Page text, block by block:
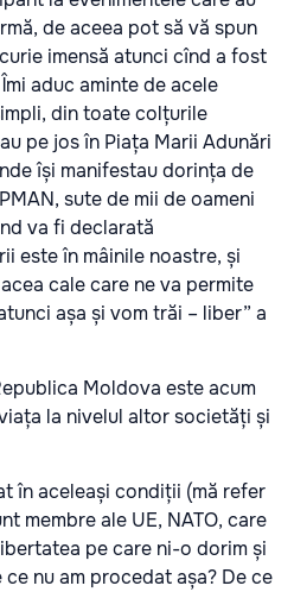
de aceea pot să vă spun
imensă atunci cînd a fost
aduc aminte de acele
din toate colțurile
pe jos în Piața Marii Adunări
își manifestau dorința de
sute de mii de oameni
va fi declarată
este în mâinile noastre, și
cale care ne va permite
așa și vom trăi – liber” a
Moldova este acum
la nivelul altor societăți și
în aceleași condiții (mă refer
membre ale UE, NATO, care
pe care ni-o dorim și
nu am procedat așa? De ce